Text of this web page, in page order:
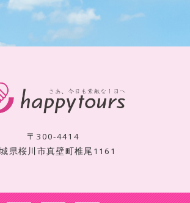
〒300-4414
県桜川市真壁町椎尾1161